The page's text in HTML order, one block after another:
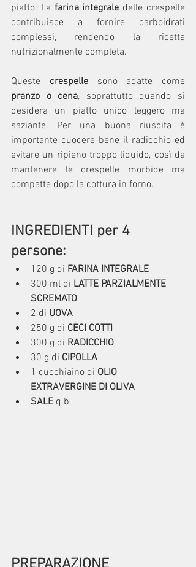
piatto. La farina integrale delle crespelle
contribuisce a fornire carboidrati
complessi, rendendo la ricetta
nutrizionalmente completa.
Queste crespelle
pranzo o cena, soprattutto quando si
desidera un piatto unico leggero ma
saziante. Per una buona riuscita è
importante cuocere bene il radicchio ed
evitare un ripieno troppo liquido, così da
mantenere le crespelle morbide ma
compatte dopo la cottura in forno.
INGREDIENTI per 4
persone:
120 g di FARINA INTEGRALE
300 ml di LATTE PARZIALMENTE
SCREMATO
2 di UOVA
250 g di CECI COTTI
300 g di RADICCHIO
30 g di CIPOLLA
1 cucchiaino di OLIO
EXTRAVERGINE DI OLIVA
SALE q.b.